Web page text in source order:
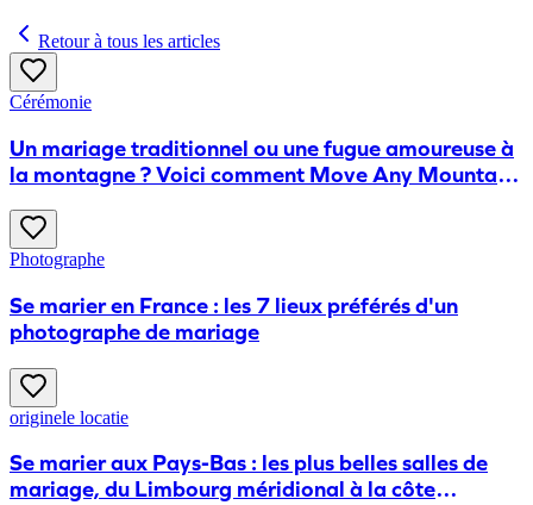
Retour à tous les articles
Cérémonie
Un mariage traditionnel ou une fugue amoureuse à
la montagne ? Voici comment Move Any Mountain
Photographe
Se marier en France : les 7 lieux préférés d'un
photographe de mariage
originele locatie
Se marier aux Pays-Bas : les plus belles salles de
mariage, du Limbourg méridional à la côte